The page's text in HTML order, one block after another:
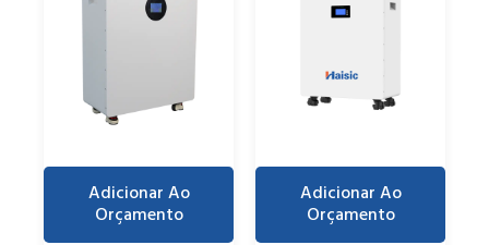
Adicionar Ao
Orçamento
Adicionar Ao
Orçamento